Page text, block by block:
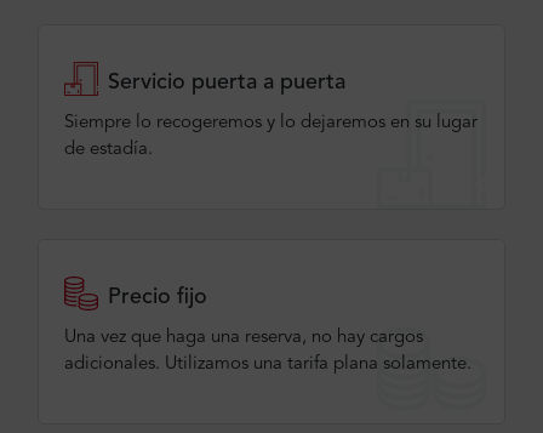
Servicio puerta a puerta
Siempre lo recogeremos y lo dejaremos en su lugar
de estadía.
Precio fijo
Una vez que haga una reserva, no hay cargos
adicionales. Utilizamos una tarifa plana solamente.